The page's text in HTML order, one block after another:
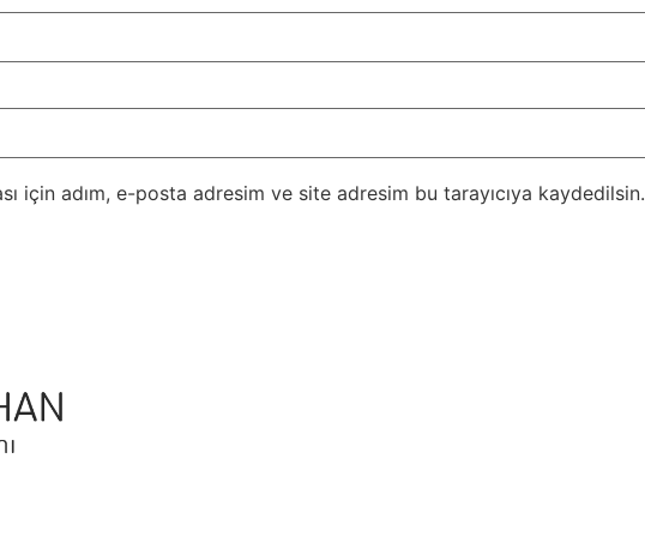
için adım, e-posta adresim ve site adresim bu tarayıcıya kaydedilsin.